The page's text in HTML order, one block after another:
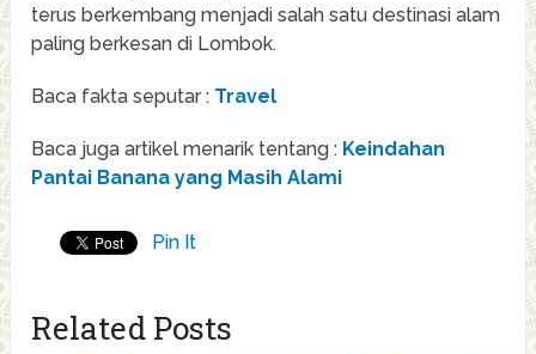
terus berkembang menjadi salah satu destinasi alam
paling berkesan di Lombok.
Baca fakta seputar : Travel
Baca juga artikel menarik tentang : Keindahan
Pantai Banana yang Masih Alami
Pin It
Related Posts